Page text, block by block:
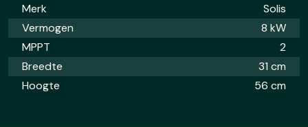
Merk
Solis
Vermogen
8 kW
MPPT
2
Breedte
31 cm
Hoogte
56 cm